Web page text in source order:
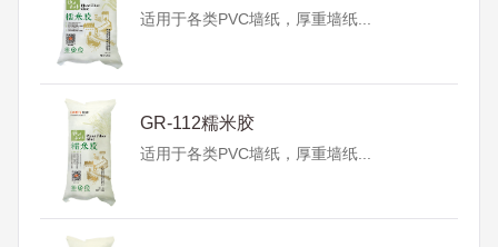
适用于各类PVC墙纸，厚重墙纸...
GR-112糯米胶
适用于各类PVC墙纸，厚重墙纸...